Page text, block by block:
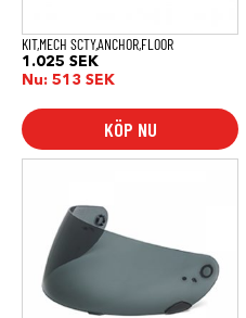
KIT,MECH SCTY,ANCHOR,FLOOR
1.025 SEK
Nu: 513 SEK
KÖP NU